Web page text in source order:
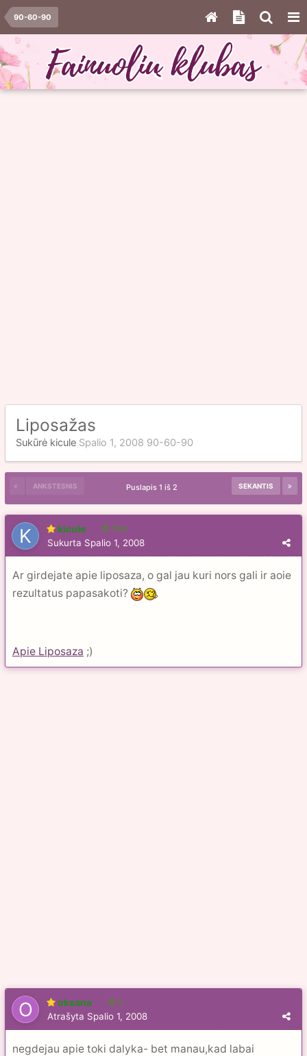
90-60-90
Liposažas
Sukūrė kicule Spalio 1, 2008 90-60-90
ANKSTESNIS SEKANTIS
Puslapis 1 iš 2
kicule 104
Sukurta Spalio 1, 2008
Ar girdejate apie liposaza, o gal jau kuri nors gali ir aoie
rezultatus papasakoti?
Apie Liposaza ;)
oksana 2
Atrašyta Spalio 1, 2008
negdejau apie toki dalyka- bet manau,kad labai